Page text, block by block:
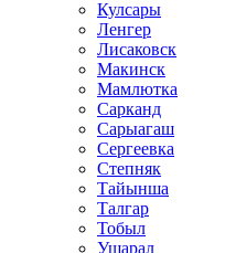
Кулсары
Ленгер
Лисаковск
Макинск
Мамлютка
Сарканд
Сарыагаш
Сергеевка
Степняк
Тайынша
Талгар
Тобыл
Ушарал